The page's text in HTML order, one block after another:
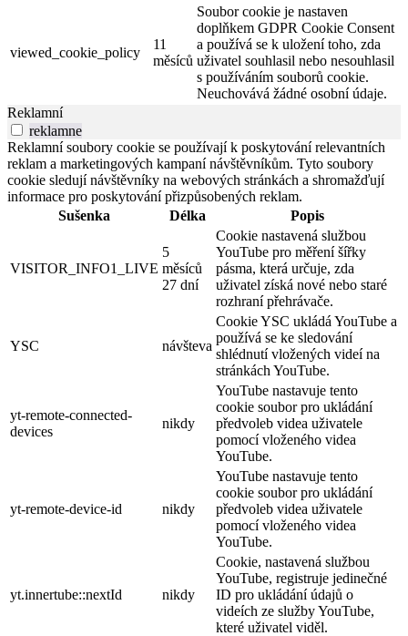
viewed_cookie_policy
11
měsíců
Soubor cookie je nastaven
doplňkem GDPR Cookie Consent
a používá se k uložení toho, zda
uživatel souhlasil nebo nesouhlasil
s používáním souborů cookie.
Neuchovává žádné osobní údaje.
Reklamní
reklamne
Reklamní soubory cookie se používají k poskytování relevantních
reklam a marketingových kampaní návštěvníkům. Tyto soubory
cookie sledují návštěvníky na webových stránkách a shromažďují
informace pro poskytování přizpůsobených reklam.
Sušenka
Délka Popis
VISITOR_INFO1_LIVE
5
měsíců
27 dní
Cookie nastavená službou
YouTube pro měření šířky
pásma, která určuje, zda
uživatel získá nové nebo staré
rozhraní přehrávače.
YSC návšteva
Cookie YSC ukládá YouTube a
používá se ke sledování
shlédnutí vložených videí na
stránkách YouTube.
yt-remote-connected-
devices
nikdy
YouTube nastavuje tento
cookie soubor pro ukládání
předvoleb videa uživatele
pomocí vloženého videa
YouTube.
yt-remote-device-id nikdy
YouTube nastavuje tento
cookie soubor pro ukládání
předvoleb videa uživatele
pomocí vloženého videa
YouTube.
yt.innertube::nextId nikdy
Cookie, nastavená službou
YouTube, registruje jedinečné
ID pro ukládání údajů o
videích ze služby YouTube,
které uživatel viděl.